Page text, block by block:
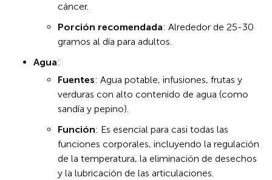
cáncer.
Porción recomendada: Alrededor de 25-30
gramos al día para adultos.
Agua:
Fuentes: Agua potable, infusiones, frutas y
verduras con alto contenido de agua (como
sandía y pepino).
Función: Es esencial para casi todas las
funciones corporales, incluyendo la regulación
de la temperatura, la eliminación de desechos
y la lubricación de las articulaciones.